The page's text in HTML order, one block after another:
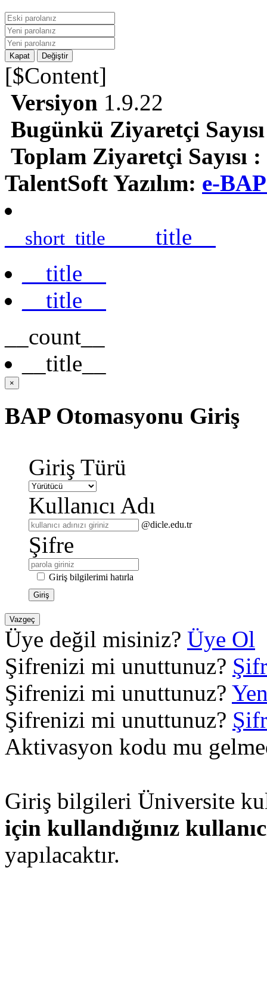
Kapat Değiştir
[$Content]
Versiyon 1.9.22
Bugünkü Ziyaretçi
Toplam Ziyaretçi Sayısı :
TalentSoft Yazılım: e-
__short_title__
__title__
__title__
__title__
__count__
__title__
×
BAP Otomasyonu Giriş
Giriş Türü
Kullanıcı Adı
@dicle.edu.tr
Şifre
Giriş bilgilerimi hatırla
Giriş
Vazgeç
Üye değil misiniz? Üye Ol
Şifrenizi mi unuttunuz?
Şifrenizi mi unuttunuz?
Şifrenizi mi unuttunuz?
Aktivasyon kodu mu
Giriş bilgileri Üniversite
için kullandığınız
yapılacaktır.